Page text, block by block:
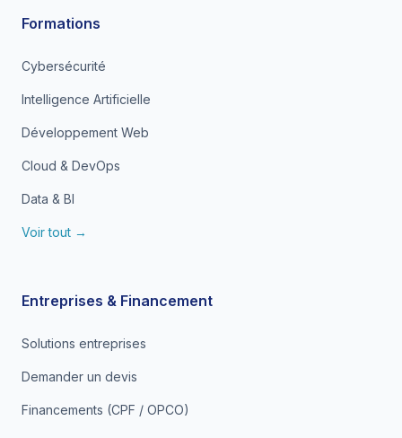
Formations
Cybersécurité
Intelligence Artificielle
Développement Web
Cloud & DevOps
Data & BI
Voir tout →
Entreprises & Financement
Solutions entreprises
Demander un devis
Financements (CPF / OPCO)